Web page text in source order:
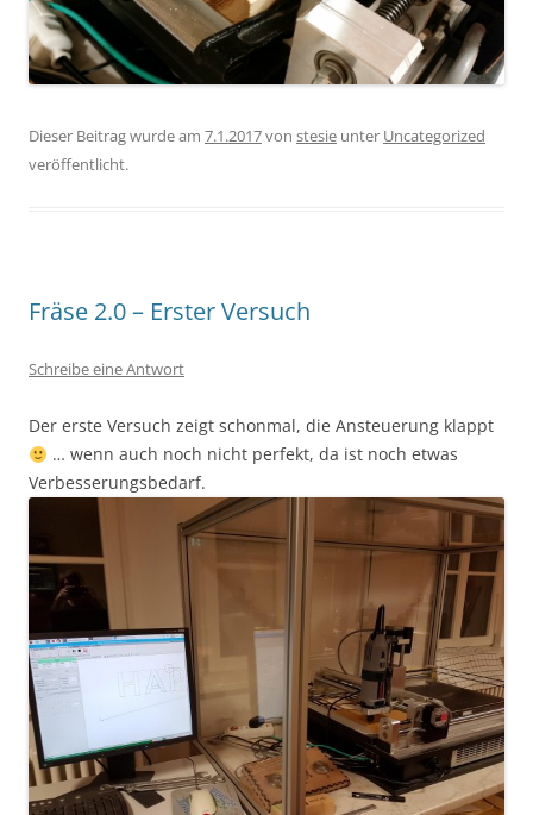
Dieser Beitrag wurde am 7.1.2017von stesie unter Uncategorized
veröffentlicht.
Fräse 2.0 – Erster Versuch
Schreibe eine Antwort
Der erste Versuch zeigt schonmal, die Ansteuerung klappt
… wenn auch noch nicht perfekt, da ist noch etwas
Verbesserungsbedarf.